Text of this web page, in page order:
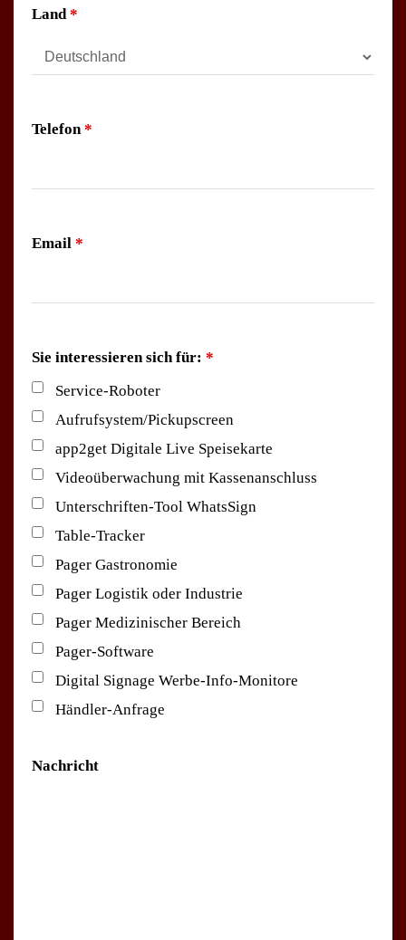
Land*
Telefon*
Email *
Sie interessieren sich für: *
Service-Roboter
Aufrufsystem/Pickupscreen
app2get Digitale Live Speisekarte
Videoüberwachung mit Kassenanschluss
Unterschriften-Tool WhatsSign
Table-Tracker
Pager Gastronomie
Pager Logistik oder Industrie
Pager Medizinischer Bereich
Pager-Software
Digital Signage Werbe-Info-Monitore
Händler-Anfrage
Nachricht